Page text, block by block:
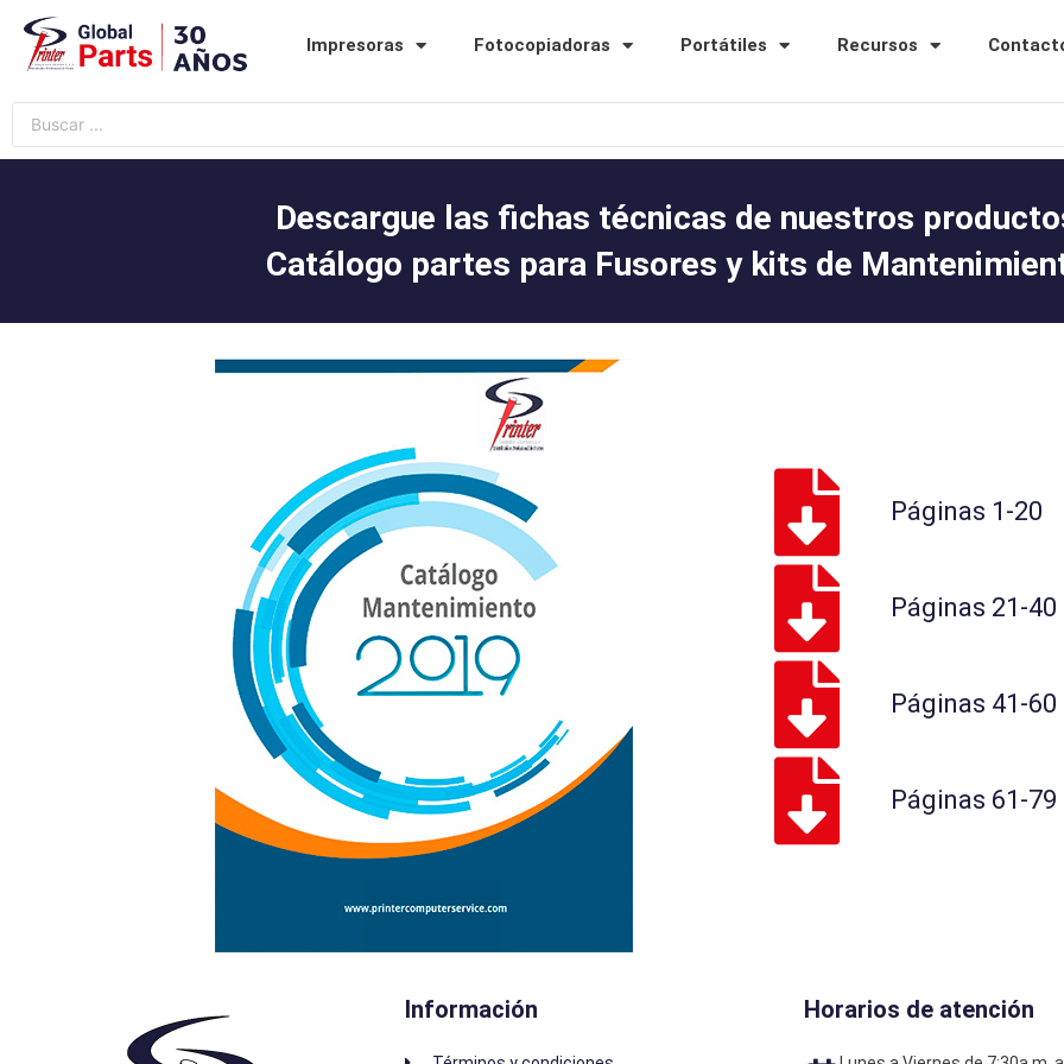
contenido
Impresoras Fotocopiadoras Portátiles Recursos
Search
...
Descargue las fichas técnicas de nuestros
Catálogo partes para Fusores y kits de
Páginas 1-20
Páginas 21-40
Páginas 41-60
Páginas 61-79
Información Horarios de atención